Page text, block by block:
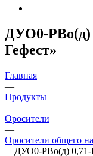
ДУО0-РВо(д)
Гефест»
Главная
—
Продукты
—
Оросители
—
Оросители oбщего
—ДУО0-РВо(д) 0,71-